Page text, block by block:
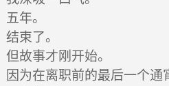
五年。
结束了。
但故事才刚开始。
因为在离职前的最后一个通